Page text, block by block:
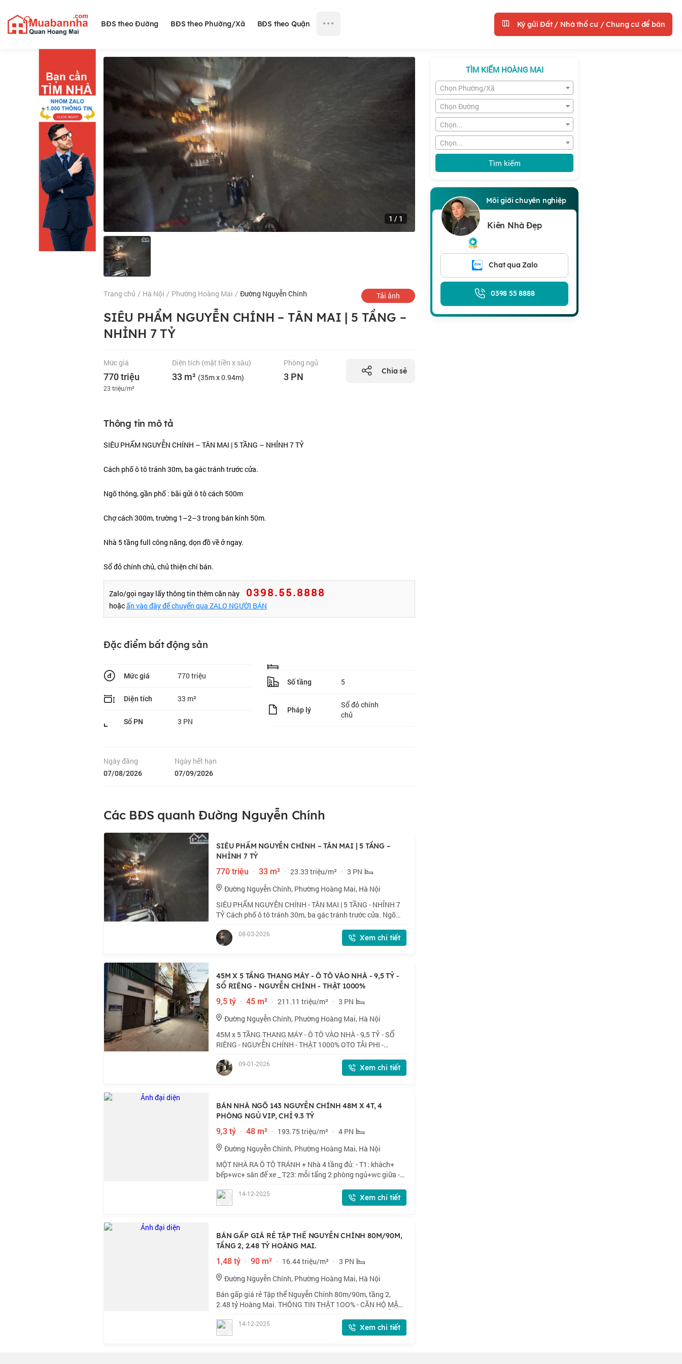
Ký gửi Đất / Nhà thổ cư / Chung cư để bán
BĐS theo Đường BĐS theo Phường/Xã BĐS theo Quận
1 / 1
Trang chủ / Hà Nội / Phường Hoàng Mai / Đường Nguyễn Chính Tải ảnh
SIÊU PHẨM NGUYỄN CHÍNH – TÂN MAI | 5 TẦNG –
NHỈNH 7 TỶ
Mức giá
770 triệu
23 triệu/m²
Diện tích (mặt tiền x sâu)
33 m² (35m x 0.94m)
Phòng ngủ
3 PN
Chia sẻ
Thông tin mô tả
SIÊU PHẨM NGUYỄN CHÍNH – TÂN MAI | 5 TẦNG – NHỈNH 7 TỶ
Cách phố ô tô tránh 30m, ba gác tránh trước cửa.
Ngõ thông, gần phố : bãi gửi ô tô cách 500m
Chợ cách 300m, trường 1–2–3 trong bán kính 50m.
Nhà 5 tầng full công năng, dọn đồ về ở ngay.
Sổ đỏ chính chủ, chủ thiện chí bán.
Zalo/gọi ngay lấy thông tin thêm căn này 0398.55.8888
hoặcấn vào đây để chuyển qua ZALO NGƯỜI BÁN
Đặc điểm bất động sản
Mức giá 770 triệu
Diện tích 33 m²
Số PN 3 PN
Số tầng 5
Pháp lý
Sổ đỏ chính
chủ
Ngày đăng
07/08/2026
Ngày hết hạn
07/09/2026
Các BĐS quanh Đường Nguyễn Chính
SIÊU PHẨM NGUYỄN CHÍNH – TÂN MAI | 5 TẦNG –
NHỈNH 7 TỶ
770 triệu · 33 m² · 23.33 triệu/m² · 3 PN
Đường Nguyễn Chính, Phường Hoàng Mai, Hà Nội
SIÊU PHẨM NGUYỄN CHÍNH - TÂN MAI | 5 TẦNG - NHỈNH 7
TỶ Cách phố ô tô tránh 30m, ba gác tránh trước cửa. Ngõ
trường 1-2-3 trong bán kính 50m. Nhà
08-03-2026 Xem chi tiết
45M X 5 TẦNG THANG MÁY - Ô TÔ VÀO NHÀ - 9,5 TỶ -
SỔ RIÊNG - NGUYỄN CHÍNH - THẬT 1000%
9,5 tỷ · 45 m² · 211.11 triệu/m² · 3 PN
Đường Nguyễn Chính, Phường Hoàng Mai, Hà Nội
45M x 5 TẦNG THANG MÁY - Ô TÔ VÀO NHÀ - 9,5 TỶ - SỔ
RIÊNG - NGUYỄN CHÍNH - THẬT 1000% OTO TẢI PHI -
Thông ngõ 521 Trương Định, 250-258 Tân Mai, ..-
09-01-2026 Xem chi tiết
BÁN NHÀ NGÕ 143 NGUYỄN CHÍNH 48M X 4T, 4
PHÒNG NGỦ VIP, CHỈ 9.3 TỶ
9,3 tỷ · 48 m² · 193.75 triệu/m² · 4 PN
Đường Nguyễn Chính, Phường Hoàng Mai, Hà Nội
MỘT NHÀ RA Ô TÔ TRÁNH + Nhà 4 tầng đủ: - T1: khách+
bếp+wc+ sân để xe _ T23: mỗi tẩng 2 phòng ngủ+wc giữa -
khu đô thị Ao Sào, tương lai g
14-12-2025 Xem chi tiết
BÁN GẤP GIÁ RẺ TẬP THỂ NGUYỄN CHÍNH 80M/90M,
TẦNG 2, 2.48 TỶ HOÀNG MAI.
1,48 tỷ · 90 m² · 16.44 triệu/m² · 3 PN
Đường Nguyễn Chính, Phường Hoàng Mai, Hà Nội
Bán gấp giá rẻ Tập thể Nguyễn Chính 80m/90m, tầng 2,
2.48 tỷ Hoàng Mai. THÔNG TIN THẬT 1OO% - CĂN HỘ MẶT
CHÂN CẦU THANG. + 14/12/2025 cần tiền quá hạ
14-12-2025 Xem chi tiết
TÌM KIẾM HOÀNG MAI
Chọn Phường/Xã
Chọn Đường
Chọn...
Chọn...
Tìm kiếm
Môi giới chuyên nghiệp
Kiên Nhà Đẹp
Chat qua Zalo
0398 55 8888